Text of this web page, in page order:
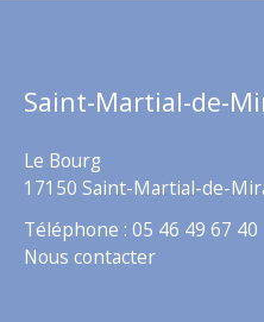
Saint-Martial-de-
Le Bourg
17150 Saint-Martial-de-
Téléphone : 05 46 49 67 40
Nous contacter